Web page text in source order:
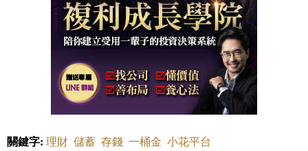
關鍵字: 理財 儲蓄 存錢 一桶金 小花平台